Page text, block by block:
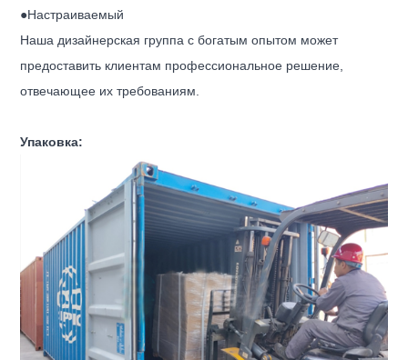
●Настраиваемый
Наша дизайнерская группа с богатым опытом может
предоставить клиентам профессиональное решение,
отвечающее их требованиям.
Упаковка: